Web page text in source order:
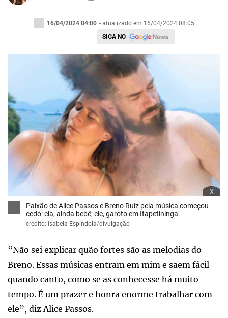
16/04/2024 04:00 - atualizado em 16/04/2024 08:05
SIGA NO
x
Paixão de Alice Passos e Breno Ruiz pela música começou
cedo: ela, ainda bebê; ele, garoto em Itapetininga
crédito: Isabela Espíndola/divulgação
“Não sei explicar quão fortes são as melodias do
Breno. Essas músicas entram em mim e saem fácil
quando canto, como se as conhecesse há muito
tempo. É um prazer e honra enorme trabalhar com
ele”, diz Alice Passos.